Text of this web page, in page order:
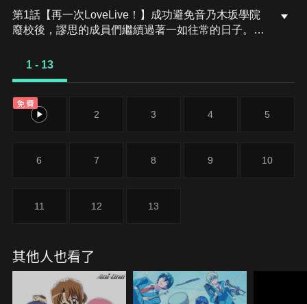
第1話【再一次LoveLive！】成功避免音乃木坂學院
廢校後，謬思的成員們繼續過著一如往常的日子。此
次的形式是要先從各地預賽脫穎而出，才能參加正式
居然說出「也可以不用參加嘛」這種話……！？
1 - 13
免費
1 2 3 4 5
6 7 8 9 10
11 12 13
其他人也看了